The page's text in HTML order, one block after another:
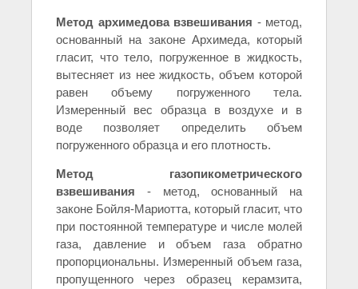
Метод архимедова взвешивания - метод,
основанный на законе Архимеда, который
гласит, что тело, погруженное в жидкость,
вытесняет из нее жидкость, объем которой
равен объему погруженного тела.
Измеренный вес образца в воздухе и в
воде позволяет определить объем
погруженного образца и его плотность.
Метод газопикометрического
взвешивания - метод, основанный на
законе Бойля-Мариотта, который гласит, что
при постоянной температуре и числе молей
газа, давление и объем газа обратно
пропорциональны. Измеренный объем газа,
пропущенного через образец керамзита,